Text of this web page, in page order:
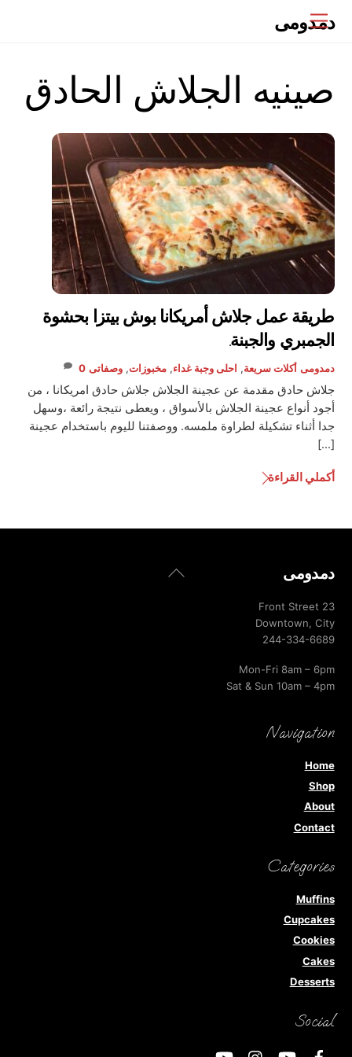
Menu
دمدومى
صينيه الجلاش الحادق
طريقة عمل جلاش أمريكانا بوش بيتزا بحشوة
الجمبري والجبنة.
دمدومى أكلات سريعة, احلى وجبة غداء,مخبوزات,وصفاتى 0
جلاش حادق مقدمة عن عجينة الجلاش جلاش حادق امريكانا ، من
أجود أنواع عجينة الجلاش بالأسواق ، ويعطى نتيجة رائعة ،وسهل
جدا أثناء تشكيلة لطراوة ملمسه. ووصفتنا لليوم باستخدام عجينة
[…]
أكملي القراءة
Back
دمدومى
23 Front Street
Downtown, City
244-334-6689
Mon-Fri 8am – 6pm
Sat & Sun 10am – 4pm
Navigation
Home
Shop
About
Contact
Categories
Muffins
Cupcakes
Cookies
Cakes
Desserts
Social